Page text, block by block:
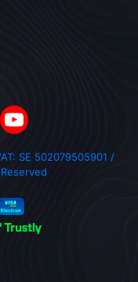
SE 502079505901 /